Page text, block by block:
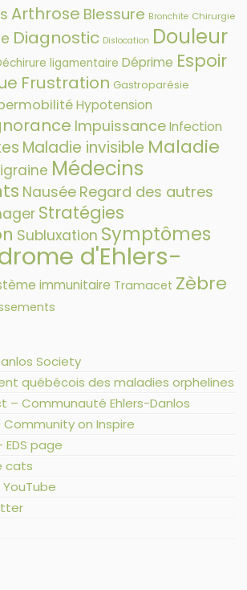
Arthrose Blessure Bronchite Chirurgie
Diagnostic Dislocation Douleur
ligamentaire Déprime Espoir
Frustration Gastroparésie
Hypotension
ImpuissanceInfection
Maladie invisible Maladie
Médecins
Nausée Regard des autres
Stratégies
Subluxation Symptômes
d'Ehlers-
immunitaire Tramacet Zèbre
Society
québécois des maladies orphelines
– Communauté Ehlers-Danlos
Community on Inspire
EDS page
cats